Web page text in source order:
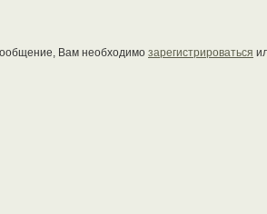
Вам необходимо зарегистрироваться